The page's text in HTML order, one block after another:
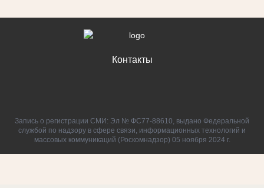
Контакты
Запись о регистрации СМИ: Эл № ФС77-88610, выдано Федеральной
службой по надзору в сфере связи, информационных технологий и
массовых коммуникаций (Роскомнадзор) 05 ноября 2024 г.